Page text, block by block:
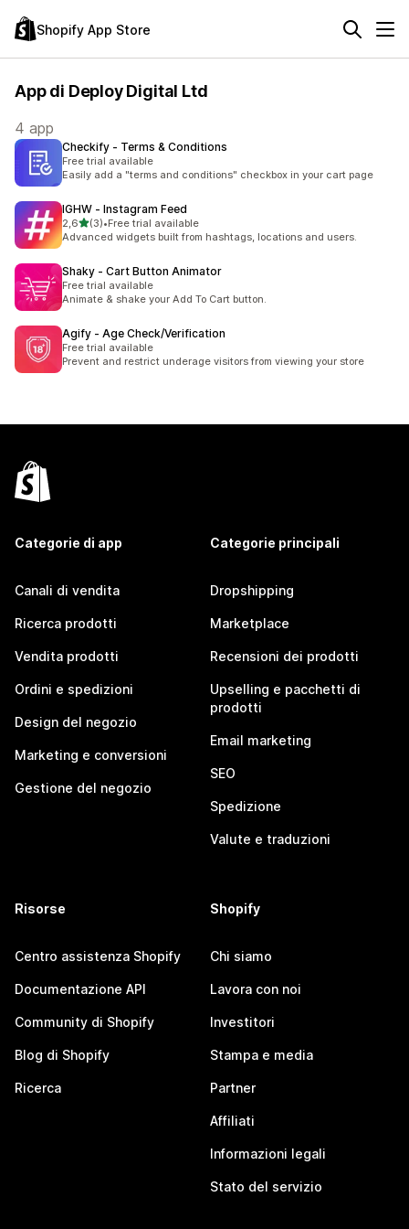
Shopify App Store
App di Deploy Digital Ltd
4 app
Checkify ‑ Terms & Conditions
Free trial available
Easily add a "terms and conditions" checkbox in your cart page
IGHW ‑ Instagram Feed
2,6stelle su 5
(3)
3 recensioni totali
•Free trial available
Advanced widgets built from hashtags, locations and users.
Shaky ‑ Cart Button Animator
Free trial available
Animate & shake your Add To Cart button.
Agify ‑ Age Check/Verification
Free trial available
Prevent and restrict underage visitors from viewing your store
Categorie di app
Canali di vendita
Ricerca prodotti
Vendita prodotti
Ordini e spedizioni
Design del negozio
Marketing e conversioni
Gestione del negozio
Categorie principali
Dropshipping
Marketplace
Recensioni dei prodotti
Upselling e pacchetti di
prodotti
Email marketing
SEO
Spedizione
Valute e traduzioni
Risorse
Centro assistenza Shopify
Documentazione API
Community di Shopify
Blog di Shopify
Ricerca
Shopify
Chi siamo
Lavora con noi
Investitori
Stampa e media
Partner
Affiliati
Informazioni legali
Stato del servizio